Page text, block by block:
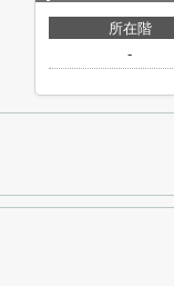
所在階
-